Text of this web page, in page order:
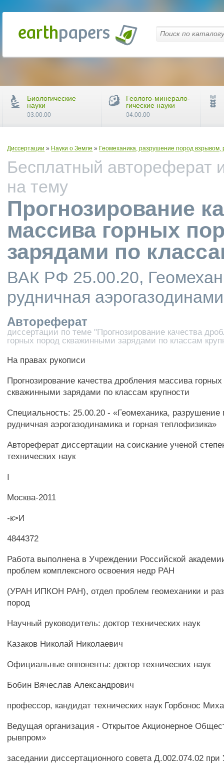
Диссертации » Науки о Земле » Геомеханика, разрушение пород взрывом,
Бесплатный автореферат
на тему
Прогнозирование
массива горных
зарядами по
ВАК РФ 25.00.20,
рудничная
Автореферат
диссертации по теме "Прогнозирование качества
горных пород скважинными зарядами по классам
На правах рукописи
Прогнозирование качества дробления массива
скважинными зарядами по классам крупности
Специальность: 25.00.20 - «Геомеханика, разрушение
рудничная аэрогазодинамика и горная теплофизика»
Автореферат диссертации на соискание ученой
технических наук
I
Москва-2011
-к>И
4844372
Работа выполнена в Учреждении Российской
проблем комплексного освоения недр РАН
(УРАН ИПКОН РАН), отдел проблем геомеханики и
пород
Научный руководитель: доктор технических наук
Казаков Николай Николаевич
Официальные оппоненты: доктор технических наук
Бобин Вячеслав Александрович
профессор, кандидат технических наук Горбонос
Ведущая организация - Открытое Акционерное
рывпром»
заседании диссертационного совета Д.002.074.02
Биологические
науки
03.00.00
Геолого-минерало-
гические науки
04.00.00